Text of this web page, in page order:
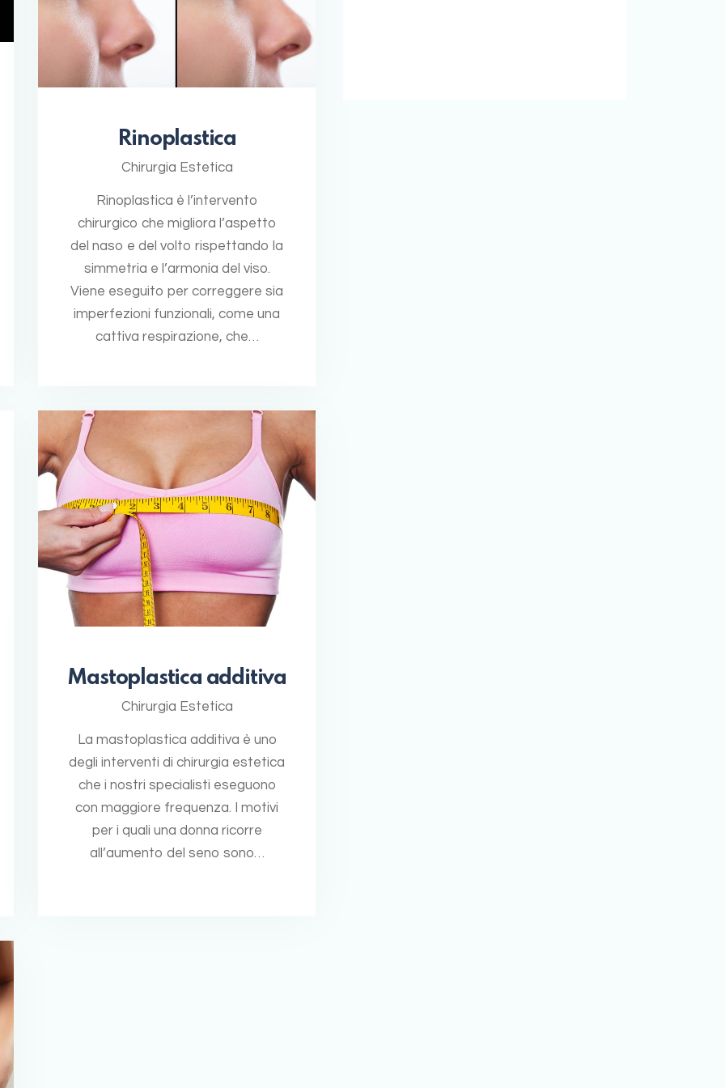
Rinoplastica
Chirurgia Estetica
Rinoplastica è l’intervento
chirurgico che migliora l’aspetto
del naso e del volto rispettando la
simmetria e l’armonia del viso.
Viene eseguito per correggere sia
imperfezioni funzionali, come una
cattiva respirazione, che…
Mastoplastica additiva
Chirurgia Estetica
La mastoplastica additiva è uno
degli interventi di chirurgia estetica
che i nostri specialisti eseguono
con maggiore frequenza. I motivi
per i quali una donna ricorre
all’aumento del seno sono…